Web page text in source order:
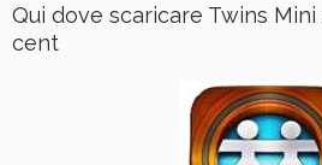
Qui dove scaricare Twins
cent